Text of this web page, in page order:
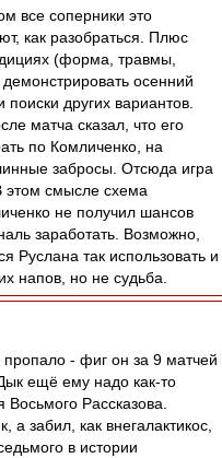
все соперники это
как разобраться. Плюс
(форма, травмы,
осенний
других вариантов.
матча сказал, что его
по Комличенко, на
забросы. Отсюда игра
этом смысле схема
не получил шансов
заработать. Возможно,
Руслана так использовать и
напов, но не судьба.
пропало - фиг он за 9 матчей
ещё ему надо как-то
Восьмого Рассказова.
а забил, как внегалактикос,
в истории